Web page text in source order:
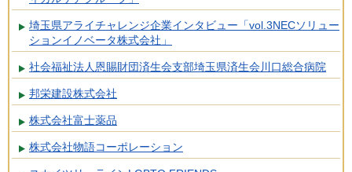
埼玉県アライチャレンジ企業インタビュー「vol.3NECソリュー
ションイノベータ株式会社」
社会福祉法人恩賜財団済生会支部埼玉県済生会川口総合病院
邦栄建設株式会社
株式会社富士薬品
株式会社物語コーポレーション